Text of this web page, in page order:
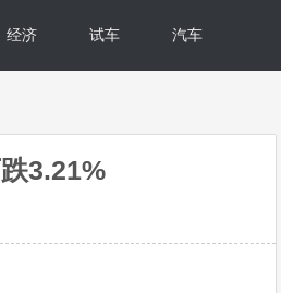
经济 试车 汽车
3.21%